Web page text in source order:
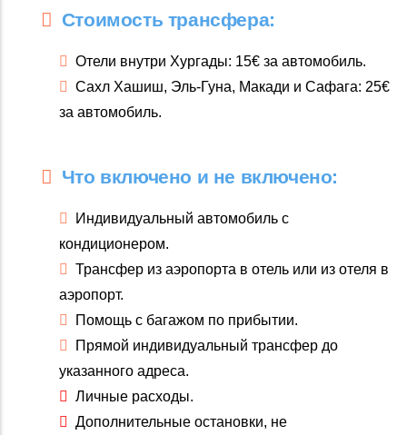
Стоимость трансфера:
Отели внутри Хургады: 15€ за автомобиль.
Сахл Хашиш, Эль-Гуна, Макади и Сафага: 25€
за автомобиль.
Что включено и не включено:
Индивидуальный автомобиль с
кондиционером.
Трансфер из аэропорта в отель или из отеля в
аэропорт.
Помощь с багажом по прибытии.
Прямой индивидуальный трансфер до
указанного адреса.
Личные расходы.
Дополнительные остановки, не